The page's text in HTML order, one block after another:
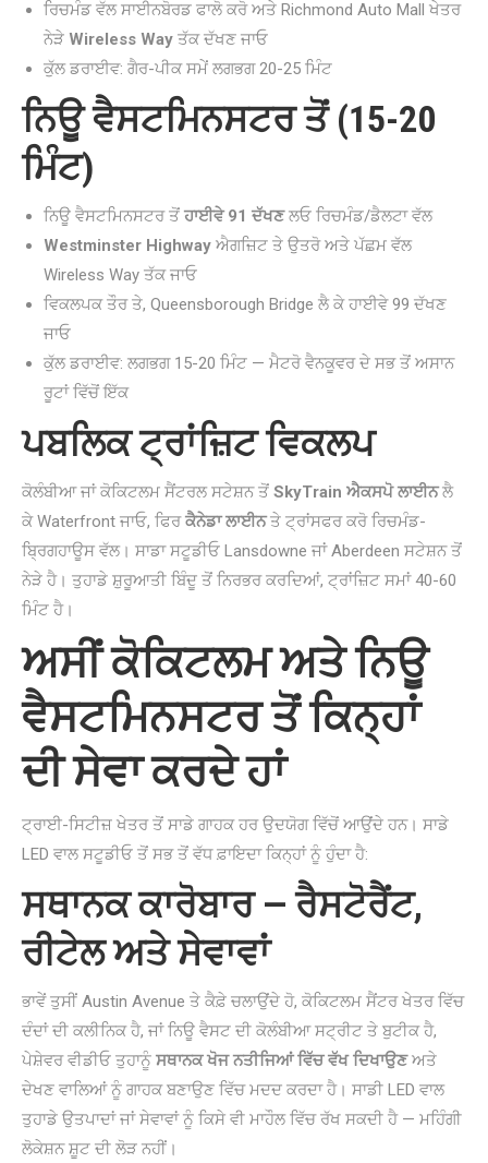
ਰਿਚਮੰਡ ਵੱਲ ਸਾਈਨਬੋਰਡ ਫਾਲੋ ਕਰੋ ਅਤੇ Richmond Auto Mall ਖੇਤਰ
ਨੇੜੇ Wireless Way ਤੱਕ ਦੱਖਣ ਜਾਓ
ਕੁੱਲ ਡਰਾਈਵ: ਗੈਰ-ਪੀਕ ਸਮੇਂ ਲਗਭਗ 20-25 ਮਿੰਟ
ਨਿਊ ਵੈਸਟਮਿਨਸਟਰ ਤੋਂ (15-20
ਮਿੰਟ)
ਨਿਊ ਵੈਸਟਮਿਨਸਟਰ ਤੋਂ ਹਾਈਵੇ 91 ਦੱਖਣਲਓ ਰਿਚਮੰਡ/ਡੈਲਟਾ ਵੱਲ
Westminster Highway ਐਗਜ਼ਿਟ ਤੇ ਉਤਰੋ ਅਤੇ ਪੱਛਮ ਵੱਲ
Wireless Way ਤੱਕ ਜਾਓ
ਵਿਕਲਪਕ ਤੌਰ ਤੇ, Queensborough Bridge ਲੈ ਕੇ ਹਾਈਵੇ 99 ਦੱਖਣ
ਜਾਓ
ਕੁੱਲ ਡਰਾਈਵ: ਲਗਭਗ 15-20 ਮਿੰਟ — ਮੈਟਰੋ ਵੈਨਕੂਵਰ ਦੇ ਸਭ ਤੋਂ ਅਸਾਨ
ਰੂਟਾਂ ਵਿੱਚੋਂ ਇੱਕ
ਪਬਲਿਕ ਟ੍ਰਾਂਜ਼ਿਟ ਵਿਕਲਪ
ਕੋਲੰਬੀਆ ਜਾਂ ਕੋਕਿਟਲਮ ਸੈਂਟਰਲ ਸਟੇਸ਼ਨ ਤੋਂ SkyTrain ਐਕਸਪੋ ਲਾਈਨਲੈ
ਕੇ Waterfront ਜਾਓ, ਫਿਰਕੈਨੇਡਾ ਲਾਈਨਤੇ ਟ੍ਰਾਂਸਫਰ ਕਰੋ ਰਿਚਮੰਡ-
ਬ੍ਰਿਗਹਾਊਸ ਵੱਲ। ਸਾਡਾ ਸਟੂਡੀਓ Lansdowne ਜਾਂ Aberdeen ਸਟੇਸ਼ਨ ਤੋਂ
ਨੇੜੇ ਹੈ। ਤੁਹਾਡੇ ਸ਼ੁਰੂਆਤੀ ਬਿੰਦੂ ਤੋਂ ਨਿਰਭਰ ਕਰਦਿਆਂ, ਟ੍ਰਾਂਜ਼ਿਟ ਸਮਾਂ 40-60
ਮਿੰਟ ਹੈ।
ਅਸੀਂ ਕੋਕਿਟਲਮ ਅਤੇ ਨਿਊ
ਵੈਸਟਮਿਨਸਟਰ ਤੋਂ ਕਿਨ੍ਹਾਂ
ਦੀ ਸੇਵਾ ਕਰਦੇ ਹਾਂ
ਟ੍ਰਾਈ-ਸਿਟੀਜ਼ ਖੇਤਰ ਤੋਂ ਸਾਡੇ ਗਾਹਕ ਹਰ ਉਦਯੋਗ ਵਿੱਚੋਂ ਆਉਂਦੇ ਹਨ। ਸਾਡੇ
LED ਵਾਲ ਸਟੂਡੀਓ ਤੋਂ ਸਭ ਤੋਂ ਵੱਧ ਫ਼ਾਇਦਾ ਕਿਨ੍ਹਾਂ ਨੂੰ ਹੁੰਦਾ ਹੈ:
ਸਥਾਨਕ ਕਾਰੋਬਾਰ — ਰੈਸਟੋਰੈਂਟ,
ਰੀਟੇਲ ਅਤੇ ਸੇਵਾਵਾਂ
ਭਾਵੇਂ ਤੁਸੀਂ Austin Avenue ਤੇ ਕੈਫ਼ੇ ਚਲਾਉਂਦੇ ਹੋ, ਕੋਕਿਟਲਮ ਸੈਂਟਰ ਖੇਤਰ ਵਿੱਚ
ਦੰਦਾਂ ਦੀ ਕਲੀਨਿਕ ਹੈ, ਜਾਂ ਨਿਊ ਵੈਸਟ ਦੀ ਕੋਲੰਬੀਆ ਸਟ੍ਰੀਟ ਤੇ ਬੁਟੀਕ ਹੈ,
ਪੇਸ਼ੇਵਰ ਵੀਡੀਓ ਤੁਹਾਨੂੰ ਸਥਾਨਕ ਖੋਜ ਨਤੀਜਿਆਂ ਵਿੱਚ ਵੱਖ ਦਿਖਾਉਣਅਤੇ
ਦੇਖਣ ਵਾਲਿਆਂ ਨੂੰ ਗਾਹਕ ਬਣਾਉਣ ਵਿੱਚ ਮਦਦ ਕਰਦਾ ਹੈ। ਸਾਡੀ LED ਵਾਲ
ਤੁਹਾਡੇ ਉਤਪਾਦਾਂ ਜਾਂ ਸੇਵਾਵਾਂ ਨੂੰ ਕਿਸੇ ਵੀ ਮਾਹੌਲ ਵਿੱਚ ਰੱਖ ਸਕਦੀ ਹੈ — ਮਹਿੰਗੀ
ਲੋਕੇਸ਼ਨ ਸ਼ੂਟ ਦੀ ਲੋੜ ਨਹੀਂ।